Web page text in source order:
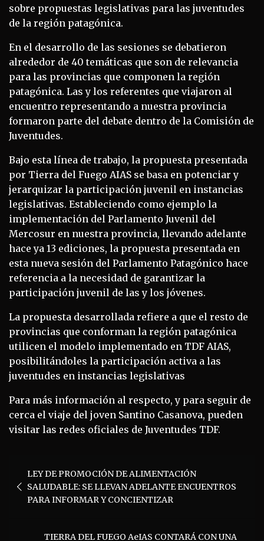
sobre propuestas legislativas para las juventudes
de la región patagónica.
En el desarrollo de las sesiones se debatieron
alrededor de 40 temáticas que son de relevancia
para las provincias que componen la región
patagónica. Las y los referentes que viajaron al
encuentro representando a nuestra provincia
formaron parte del debate dentro de la Comisión de
Juventudes.
Bajo esta línea de trabajo, la propuesta presentada
por Tierra del Fuego AIAS se basa en potenciar y
jerarquizar la participación juvenil en instancias
legislativas. Estableciendo como ejemplo la
implementación del Parlamento Juvenil del
Mercosur en nuestra provincia, llevando adelante
hace ya 13 ediciones, la propuesta presentada en
esta nueva sesión del Parlamento Patagónico hace
referencia a la necesidad de garantizar la
participación juvenil de las y los jóvenes.
La propuesta desarrollada refiere a que el resto de
provincias que conforman la región patagónica
utilicen el modelo implementado en TDF AIAS,
posibilitándoles la participación activa a las
juventudes en instancias legislativas
Para más información al respecto, y para seguir de
cerca el viaje del joven Santino Casanova, pueden
visitar las redes oficiales de Juventudes TDF.
de
entradas
LEY DE PROMOCIÓN DE ALIMENTACIÓN
SALUDABLE: SE LLEVAN ADELANTE ENCUENTROS
PARA INFORMAR Y CONCIENTIZAR
TIERRA DEL FUEGO AeIAS CONTARÁ CON UNA